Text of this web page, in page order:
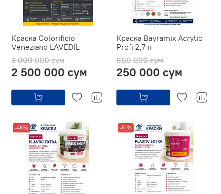
Краска Colorificio
Veneziano LAVEDIL
3 000 000 сум
2 500 000 сум
Краска Bayramix Acrylic
Profi 2,7 л
600 000 сум
250 000 сум
-46% -51%